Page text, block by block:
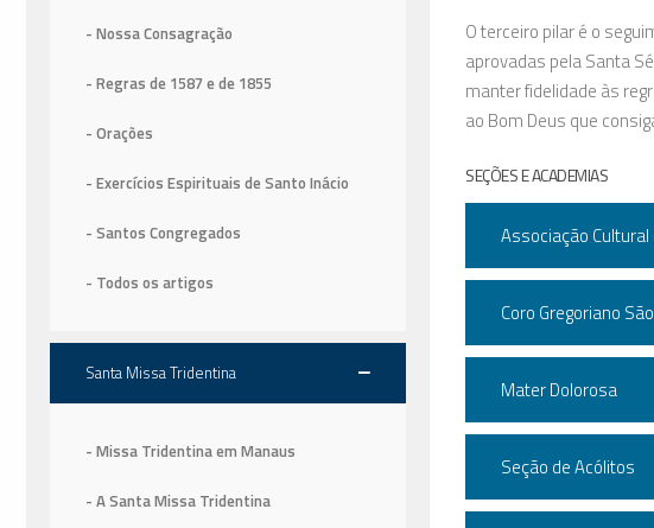
O terceiro pilar é o
aprovadas pela Santa
manter fidelidade às
ao Bom Deus que
SEÇÕES E ACADEMIAS
Associação Cultural
Coro Gregoriano
Mater Dolorosa
Seção de Acólitos
- Nossa Consagração
- Regras de 1587 e de 1855
- Orações
- Exercícios Espirituais de Santo Inácio
- Santos Congregados
- Todos os artigos
Santa Missa Tridentina
- Missa Tridentina em Manaus
- A Santa Missa Tridentina